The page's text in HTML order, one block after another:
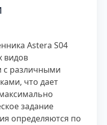
Astera S04
видов
с различными
что дает
задание
определяются по